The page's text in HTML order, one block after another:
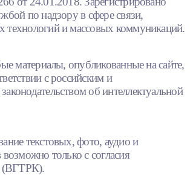
по надзору в сфере связи,
и массовых коммуникаций.
материалы, опубликованные на сайте,
с российским и
об интеллектуальной
текстовых, фото, аудио и
только с согласия
(ВГТРК).